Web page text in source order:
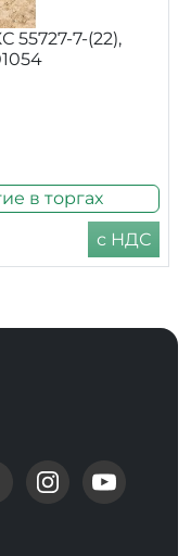
55727-7-(22),
в торгах
с НДС